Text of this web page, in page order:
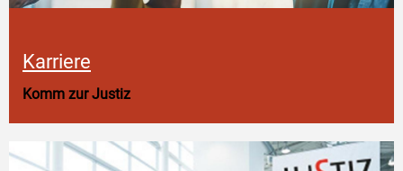
Karriere
Komm zur Justiz